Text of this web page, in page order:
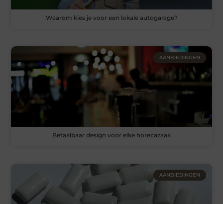
Waarom kies je voor een lokale autogarage?
AANBIEDINGEN
Betaalbaar design voor elke horecazaak
AANBIEDINGEN